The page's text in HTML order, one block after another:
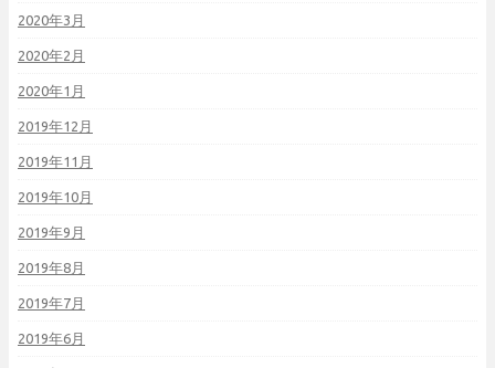
2020年3月
2020年2月
2020年1月
2019年12月
2019年11月
2019年10月
2019年9月
2019年8月
2019年7月
2019年6月